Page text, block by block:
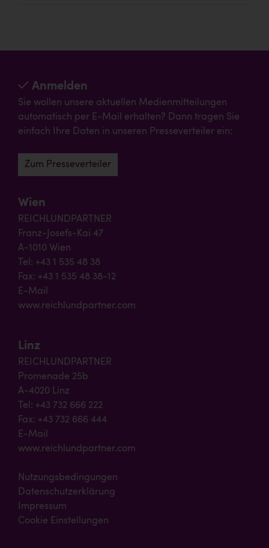
Anmelden
Sie wollen unsere aktuellen Medienmitteilungen
automatisch per E-Mail erhalten? Dann tragen Sie
einfach Ihre Daten in unseren Presseverteiler ein:
Zum Presseverteiler
Wien
REICHLUNDPARTNER
Franz-Josefs-Kai 47
A-1010 Wien
Tel: +43 1 535 48 38
Fax: +43 1 535 48 38-12
E-Mail
www.reichlundpartner.com
Linz
REICHLUNDPARTNER
Promenade 25b
A-4020 Linz
Tel: +43 732 666 222
Fax: +43 732 666 444
E-Mail
www.reichlundpartner.com
Nutzungsbedingungen
Datenschutzerklärung
Impressum
Cookie Einstellungen